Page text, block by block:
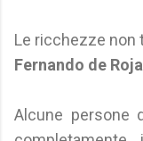
Le ricchezze non
Fernando de
Alcune persone